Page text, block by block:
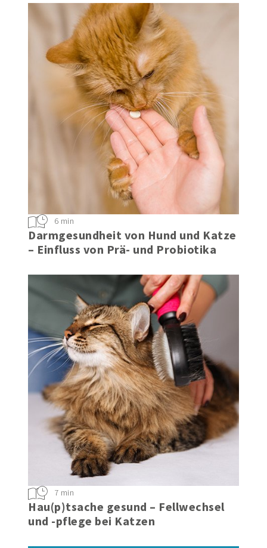
Darmgesundheit von Hund und Katze
– Einfluss von Prä- und Probiotika
6 min
Hau(p)tsache gesund – Fellwechsel
und -pflege bei Katzen
7 min